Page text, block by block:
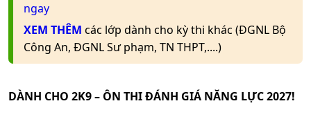
ngay
XEM THÊM các lớp dành cho kỳ thi khác (ĐGNL Bộ
Công An, ĐGNL Sư phạm, TN THPT,....)
DÀNH CHO 2K9 – ÔN THI ĐÁNH GIÁ NĂNG LỰC 2027!